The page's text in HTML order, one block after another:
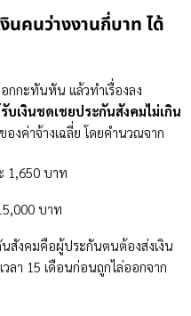
นคนว่างงานกี่บาท ได้
กะทันหัน แล้วทำเรื่องลง
บเงินชดเชยประกันสังคมไม่เกิน
องค่าจ้างเฉลี่ย โดยคำนวณจาก
1,650 บาท
บาท
นสังคมคือผู้ประกันตนต้องส่งเงิน
ลา 15 เดือนก่อนถูกไล่ออกจาก